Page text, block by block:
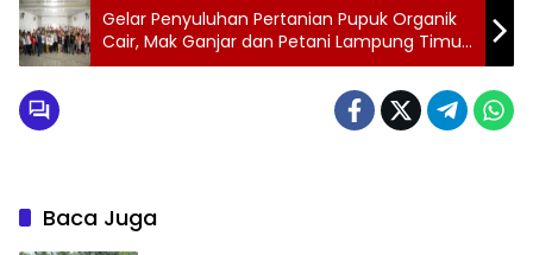
Gelar Penyuluhan Pertanian Pupuk Organik
Cair, Mak Ganjar dan Petani Lampung Timur
Video Call Ganjar
Baca Juga